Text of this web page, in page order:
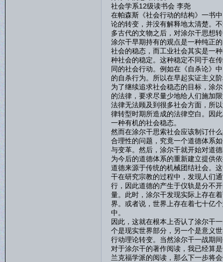
社会学系12级读书会 李尧
在帕森斯《社会行动的结构》一书
论的转变，并没有解释地太清楚。
多古代的文物之后，对涂尔干思想
涂尔干早期持有的观点是一种纯正
社会的稳态，而工业社会其实是一
种社会的稳定。这种稳定不同于在
同的社会行动。例如在《自杀论》
的自杀行为。所以在早起实证主义
为了继续追求社会稳态的目标，涂
的法律，要求尽量少地给人们施加
法律无法顾及到很多社会方面，所
律转型时期所造成的法律空白。因
一种有机的社会稳态。
然而在涂尔干思索社会应该制订什
合理性的问题，究竟一个道德体系
与变革。然后，涂尔干就开始对道
为今后的道德体系的重新建立提供
道德来源于传统的机械团结社会。
干在研究宗教的过程中，发现人们
行，因此道德的产生于仪轨是分不
量。此时，涂尔干发现实际上存在
界。或者说，世界上存在着七十亿
中。
因此，这就在根本上否认了涂尔干
个是现实世界部分，另一个是意义
行动理论转变。当然涂尔干一战期
对于涂尔干的著作阅读，我已经算
兰克福学派的阅读，那么下一步将